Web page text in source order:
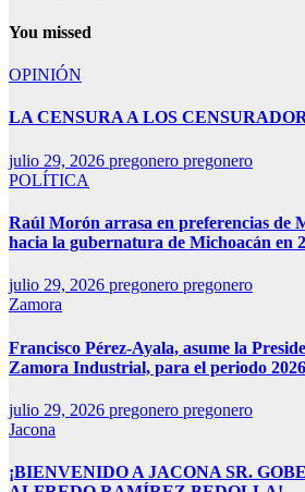
You missed
OPINIÓN
LA CENSURA A LOS
julio 29, 2026 pregonero pregonero
POLÍTICA
Raúl Morón arrasa en preferencias de
hacia la gubernatura de Michoacán en
julio 29, 2026 pregonero pregonero
Zamora
Francisco Pérez-Ayala, asume la
Zamora Industrial, para el periodo
julio 29, 2026 pregonero pregonero
Jacona
¡BIENVENIDO A JACONA SR.